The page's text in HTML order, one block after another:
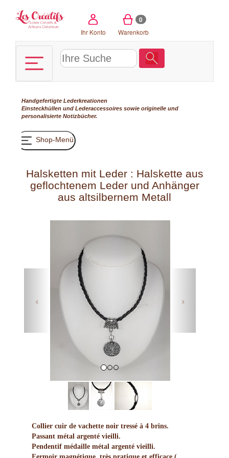
Ihr Konto
0
Warenkorb
Handgefertigte Lederkreationen
Einsteckhüllen und Lederaccessoires sowie originelle und
personalisierte Notizbücher.
Shop-Menü
Halsketten mit Leder : Halskette aus
geflochtenem Leder und Anhänger
aus altsilbernem Metall
Previous
Collier cuir de vachette noir tressé à 4 brins.
Passant métal argenté vieilli.
Pendentif médaille métal argenté vieilli.